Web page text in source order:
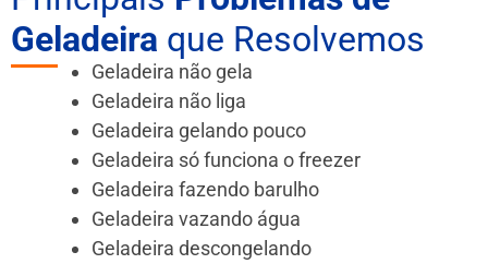
Geladeira que Resolvemos
Geladeira não gela
Geladeira não liga
Geladeira gelando pouco
Geladeira só funciona o freezer
Geladeira fazendo barulho
Geladeira vazando água
Geladeira descongelando